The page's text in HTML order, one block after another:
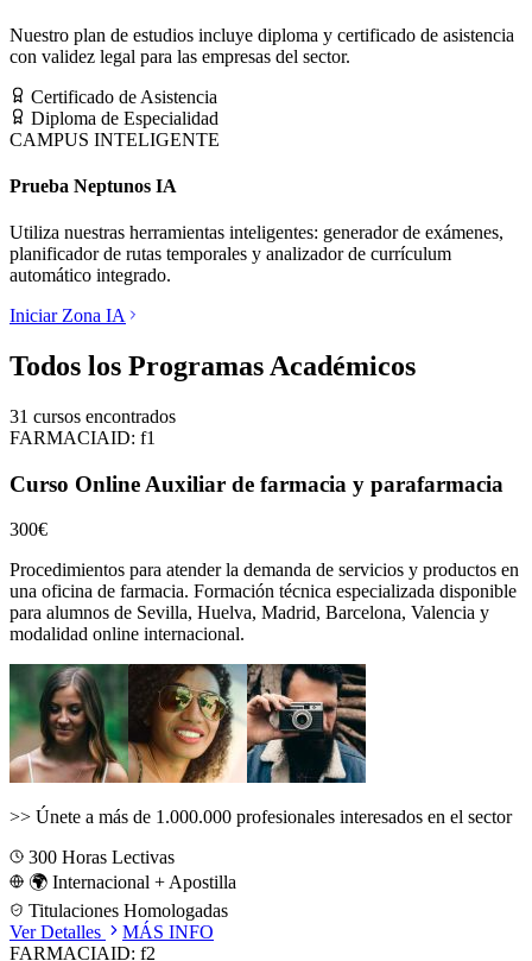
Nuestro plan de estudios incluye diploma y certificado de asistencia
con validez legal para las empresas del sector.
Certificado de Asistencia
Diploma de Especialidad
CAMPUS INTELIGENTE
Prueba Neptunos IA
Utiliza nuestras herramientas inteligentes: generador de exámenes,
planificador de rutas temporales y analizador de currículum
automático integrado.
Iniciar Zona IA
Todos los Programas Académicos
31 cursos encontrados
FARMACIAID: f1
Curso Online Auxiliar de farmacia y parafarmacia
300€
Procedimientos para atender la demanda de servicios y productos en
una oficina de farmacia. Formación técnica especializada disponible
para alumnos de Sevilla, Huelva, Madrid, Barcelona, Valencia y
modalidad online internacional.
>> Únete a más de 1.000.000 profesionales interesados en el sector
300 Horas Lectivas
🌍 Internacional + Apostilla
Titulaciones Homologadas
Ver Detalles
MÁS INFO
FARMACIAID: f2